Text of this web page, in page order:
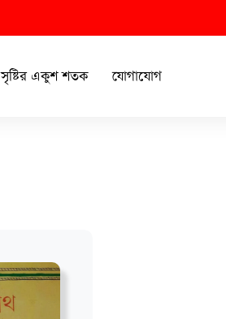
সৃষ্টির একুশ শতক যোগাযোগ